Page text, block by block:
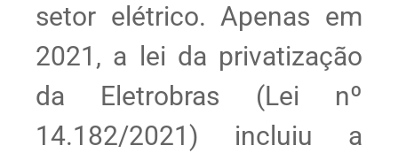
setor elétrico. Apenas em
2021, a lei da privatização
da Eletrobras (Lei nº
14.182/2021) incluiu a